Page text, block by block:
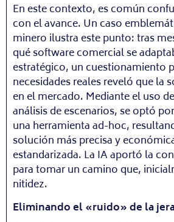
En este contexto, es común
con el avance. Un caso
minero ilustra este punto: tras
qué software comercial se
estratégico, un cuestionamiento
necesidades reales reveló que la
en el mercado. Mediante el uso
análisis de escenarios, se optó
una herramienta ad-hoc,
solución más precisa y
estandarizada. La IA aportó la
para tomar un camino que,
nitidez.
Eliminando el «ruido» de la